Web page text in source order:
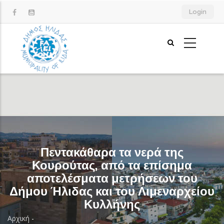
προς
περιεχόμενο
Login
Πεντακάθαρα τα νερά της
Κουρούτας, από τα επίσημα
αποτελέσματα μετρήσεων του
Δήμου Ήλιδας και του Λιμεναρχείου
Κυλλήνης
Αρχική -